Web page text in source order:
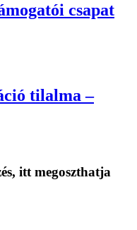
csapat
tilalma –
itt megoszthatja